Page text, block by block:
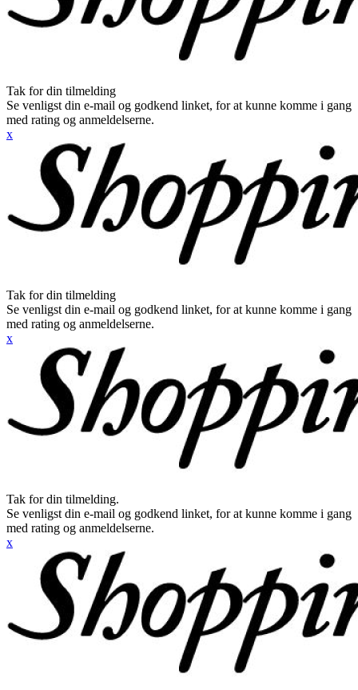
Tak for din tilmelding
Se venligst din e-mail og godkend linket, for at kunne komme i gang
med rating og anmeldelserne.
x
Tak for din tilmelding
Se venligst din e-mail og godkend linket, for at kunne komme i gang
med rating og anmeldelserne.
x
Tak for din tilmelding.
Se venligst din e-mail og godkend linket, for at kunne komme i gang
med rating og anmeldelserne.
x